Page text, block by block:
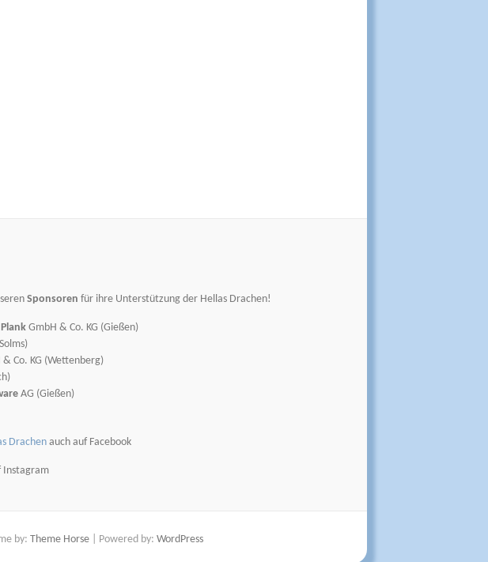
Sponsoren für ihre Unterstützung der Hellas Drachen!
GmbH & Co. KG (Gießen)
& Co. KG (Wettenberg)
AG (Gießen)
Drachenauch auf Facebook
Instagram
by: Theme Horse| Powered by: WordPress